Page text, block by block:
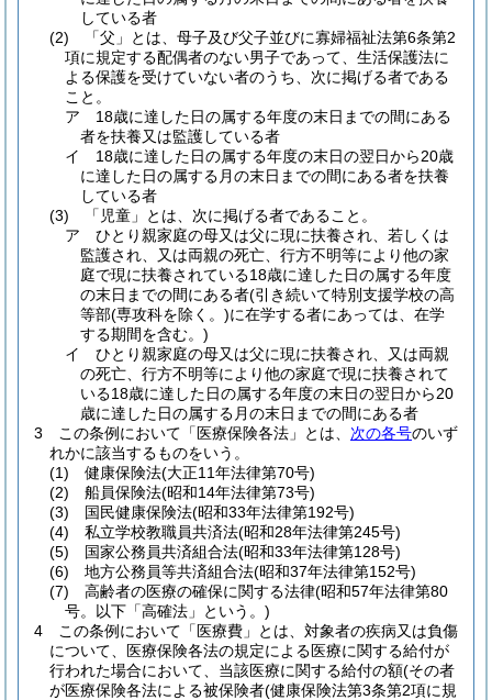
している者
(2)
「父」とは、母子及び父子並びに寡婦福祉法第6条第2
項に規定する配偶者のない男子であって、生活保護法に
よる保護を受けていない者のうち、次に掲げる者である
こと。
ア
18歳に達した日の属する年度の末日までの間にある
者を扶養又は監護している者
イ
18歳に達した日の属する年度の末日の翌日から20歳
に達した日の属する月の末日までの間にある者を扶養
している者
(3)
「児童」とは、次に掲げる者であること。
ア
ひとり親家庭の母又は父に現に扶養され、若しくは
監護され、又は両親の死亡、行方不明等により他の家
庭で現に扶養されている18歳に達した日の属する年度
の末日までの間にある者(引き続いて特別支援学校の高
等部(専攻科を除く。)に在学する者にあっては、在学
する期間を含む。)
イ
ひとり親家庭の母又は父に現に扶養され、又は両親
の死亡、行方不明等により他の家庭で現に扶養されて
いる18歳に達した日の属する年度の末日の翌日から20
歳に達した日の属する月の末日までの間にある者
3
この条例において「医療保険各法」とは、 次の各号のいず
れかに該当するものをいう。
(1)
健康保険法(大正11年法律第70号)
(2)
船員保険法(昭和14年法律第73号)
(3)
国民健康保険法(昭和33年法律第192号)
(4)
私立学校教職員共済法(昭和28年法律第245号)
(5)
国家公務員共済組合法(昭和33年法律第128号)
(6)
地方公務員等共済組合法(昭和37年法律第152号)
(7)
高齢者の医療の確保に関する法律(昭和57年法律第80
号。以下「高確法」という。)
4
この条例において「医療費」とは、対象者の疾病又は負傷
について、医療保険各法の規定による医療に関する給付が
行われた場合において、当該医療に関する給付の額(その者
が医療保険各法による被保険者(健康保険法第3条第2項に規